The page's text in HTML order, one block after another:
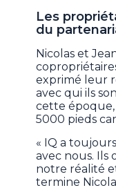
Les
du
Nicolas et
exprimé leur
avec qui ils
cette époque,
5000 pieds
« IQ a
avec nous.
notre réalité
termine